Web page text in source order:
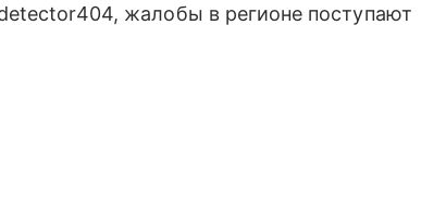
жалобы в регионе поступают